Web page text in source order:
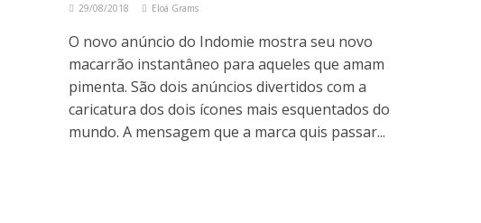
29/08/2018 Eloá Grams
O novo anúncio do Indomie mostra seu novo
macarrão instantâneo para aqueles que amam
pimenta. São dois anúncios divertidos com a
caricatura dos dois ícones mais esquentados do
mundo. A mensagem que a marca quis passar...